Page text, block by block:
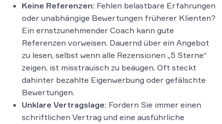
Keine Referenzen: Fehlen belastbare Erfahrungen
oder unabhängige Bewertungen früherer Klienten?
Ein ernstzunehmender Coach kann gute
Referenzen vorweisen. Dauernd über ein Angebot
zu lesen, selbst wenn alle Rezensionen „5 Sterne“
zeigen, ist misstrauisch zu beäugen. Oft steckt
dahinter bezahlte Eigenwerbung oder gefälschte
Bewertungen.
Unklare Vertragslage: Fordern Sie immer einen
schriftlichen Vertrag und eine ausführliche